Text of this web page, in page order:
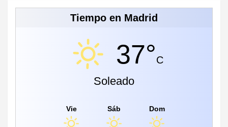
Tiempo en Madrid
37°C
Soleado
Vie Sáb Dom